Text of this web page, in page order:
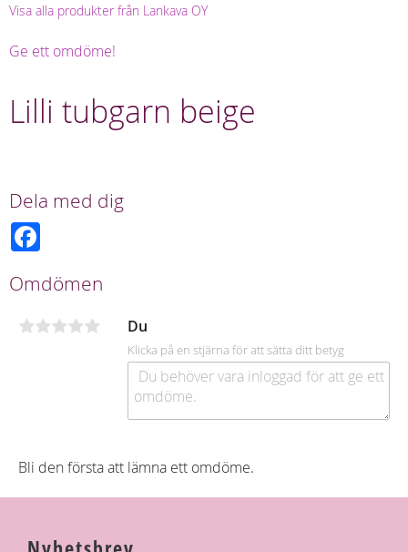
Visa alla produkter från Lankava OY
Ge ett omdöme!
Lilli tubgarn beige
Dela med dig
b
o
k
Omdömen
Du
Klicka på en stjärna för att sätta ditt betyg
Bli den första att lämna ett omdöme.